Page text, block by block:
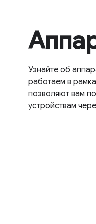
Узнайте об
работаем в
позволяют вам
устройствам